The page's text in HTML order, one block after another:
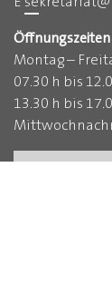
Montag –
07.30 h bis
13.30 h bis